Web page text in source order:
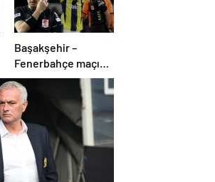
Başakşehir –
Fenerbahçe maçı
sonrası eski
hakemlerden
penaltı ve gol iptali
çıkışı! ‘2 kırmızı kartı
atladı’